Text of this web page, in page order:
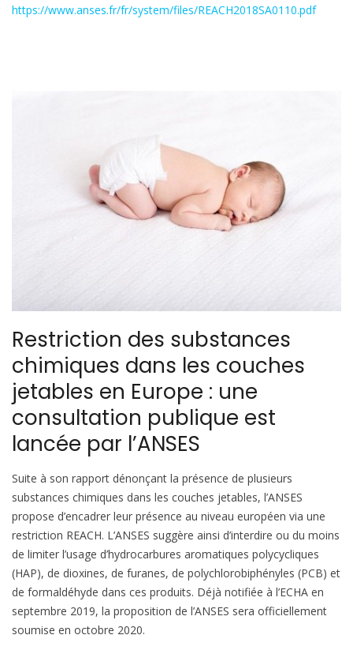
https://www.anses.fr/fr/system/files/REACH2018SA0110.pdf
Restriction des substances
chimiques dans les couches
jetables en Europe : une
consultation publique est
lancée par l’ANSES
Suite à son rapport dénonçant la présence de plusieurs
substances chimiques dans les couches jetables, l’ANSES
propose d’encadrer leur présence au niveau européen via une
restriction REACH. L’ANSES suggère ainsi d’interdire ou du moins
de limiter l’usage d’hydrocarbures aromatiques polycycliques
(HAP), de dioxines, de furanes, de polychlorobiphényles (PCB) et
de formaldéhyde dans ces produits. Déjà notifiée à l’ECHA en
septembre 2019, la proposition de l’ANSES sera officiellement
soumise en octobre 2020.